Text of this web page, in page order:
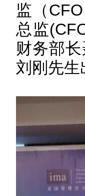
监（
总监
财务部
刘刚先生